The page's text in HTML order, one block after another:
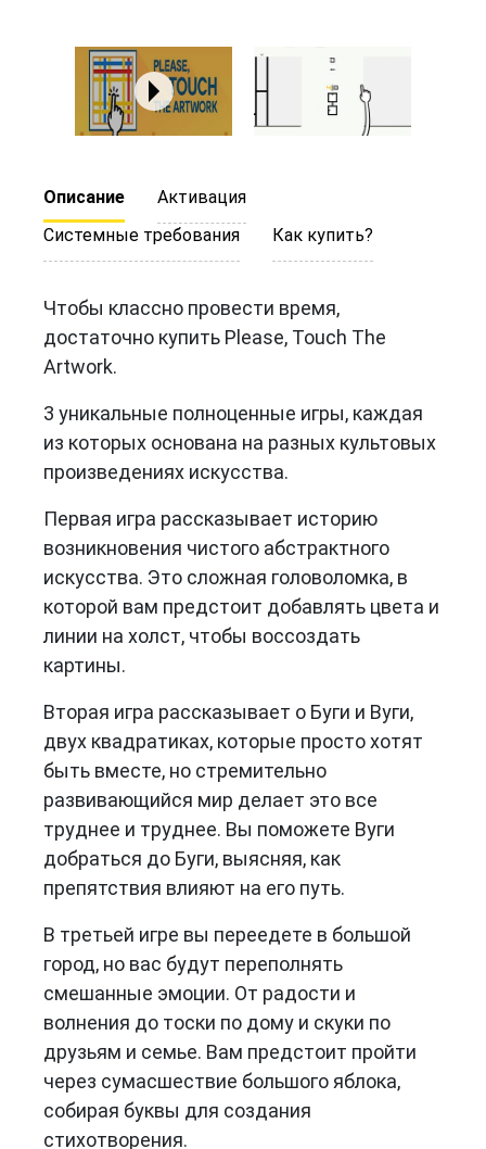
Описание
Активация
Системные требования
Как купить?
Чтобы классно провести время,
достаточно купить Please, Touch The
Artwork.
3 уникальные полноценные игры, каждая
из которых основана на разных культовых
произведениях искусства.
Первая игра рассказывает историю
возникновения чистого абстрактного
искусства. Это сложная головоломка, в
которой вам предстоит добавлять цвета и
линии на холст, чтобы воссоздать
картины.
Вторая игра рассказывает о Буги и Вуги,
двух квадратиках, которые просто хотят
быть вместе, но стремительно
развивающийся мир делает это все
труднее и труднее. Вы поможете Вуги
добраться до Буги, выясняя, как
препятствия влияют на его путь.
В третьей игре вы переедете в большой
город, но вас будут переполнять
смешанные эмоции. От радости и
волнения до тоски по дому и скуки по
друзьям и семье. Вам предстоит пройти
через сумасшествие большого яблока,
собирая буквы для создания
стихотворения.